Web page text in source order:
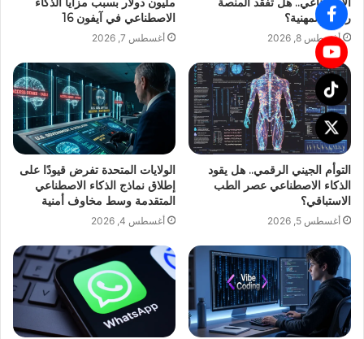
روحها المهنية؟
أغسطس 8, 2026
الاصطناعي في آيفون 16
أغسطس 7, 2026
التوأم الجيني الرقمي.. هل يقود
الذكاء الاصطناعي عصر الطب
الاستباقي؟
أغسطس 5, 2026
الولايات المتحدة تفرض قيودًا على
إطلاق نماذج الذكاء الاصطناعي
المتقدمة وسط مخاوف أمنية
أغسطس 4, 2026